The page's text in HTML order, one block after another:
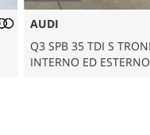
AUDI
Q3 SPB 35 TDI S
INTERNO ED ESTERNO